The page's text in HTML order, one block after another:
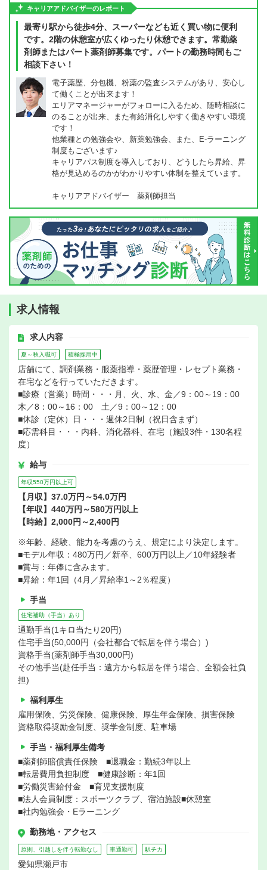
キャリアアドバイザーのレポート
最寄り駅から徒歩4分、スーパーなども近く買い物に便利
です。2階の休憩室が広くゆったり休憩できます。常勤薬
剤師またはパート薬剤師募集です。パートの勤務時間もご
相談下さい！
電子薬歴、分包機、粉薬の監査システムがあり、安心し
て働くことが出来ます！
エリアマネージャーがフォローに入るため、随時相談に
のることが出来、また有給消化しやすく働きやすい環境
です！
他業種との勉強会や、新薬勉強会、また、E-ラーニング
制度もございます♪
キャリアパス制度を導入しており、どうしたら昇給、昇
格が見込めるのかがわかりやすい体制を整えています。
キャリアアドバイザー 薬剤師担当
求人情報
求人内容
夏～秋入職可 積極採用中
店舗にて、調剤業務・服薬指導・薬歴管理・レセプト業務・
在宅などを行っていただきます。
■診療（営業）時間・・・月、火、水、金／9：00～19：00
木／8：00～16：00 土／9：00～12：00
■休診（定休）日・・・週休2日制（祝日含まず）
■応需科目・・・内科、消化器科、在宅（施設3件・130名程
度）
給与
年収550万円以上可
【月収】37.0万円～54.0万円
【年収】440万円～580万円以上
【時給】2,000円～2,400円
※年齢、経験、能力を考慮のうえ、規定により決定します。
■モデル年収：480万円／新卒、600万円以上／10年経験者
■賞与：年俸に含みます。
■昇給：年1回（4月／昇給率1～2％程度）
手当
住宅補助（手当）あり
通勤手当(1キロ当たり20円)
住宅手当(50,000円（会社都合で転居を伴う場合）)
資格手当(薬剤師手当30,000円)
その他手当(赴任手当：遠方から転居を伴う場合、全額会社負
担)
福利厚生
雇用保険、労災保険、健康保険、厚生年金保険、損害保険
資格取得奨励金制度、奨学金制度、駐車場
手当・福利厚生備考
■薬剤師賠償責任保険 ■退職金：勤続3年以上
■転居費用負担制度 ■健康診断：年1回
■労働災害給付金 ■育児支援制度
■法人会員制度：スポーツクラブ、宿泊施設■休憩室
■社内勉強会・Eラーニング
勤務地・アクセス
原則、引越しを伴う転勤なし 車通勤可 駅チカ
愛知県瀬戸市